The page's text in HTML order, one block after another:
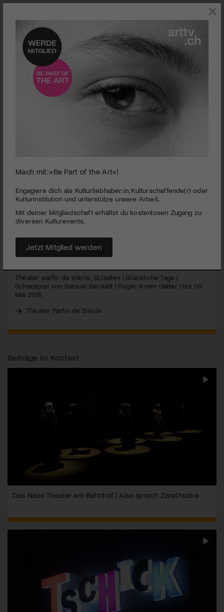
seconds
minutes,
seconds
Theater Parfin de Siècle | Glückliche Tage
PUBLIZIERT AM 22. APRIL 2015
die letzten Tage im Leben von Winnie und Willie. Die beiden
versuchen trotz ihrer aussichtslosen Lage ein paar glückliche
MEHR
Theater parfin de siècle, St.Gallen | Glückliche Tage |
Schauspiel von Samuel Beckett | Regie: Arnim Halter | bis 06.
Mai 2015
Theater Parfin de Siècle
Beiträge im Kontext
Das Neue Theater am Bahnhof | Also sprach Zarathustra
Mach mit: «Be Part of the Art»!
Engagiere dich als Kulturliebhaber:in, Kulturschaffende(r) oder
Kulturinstitution und unterstütze unsere Arbeit.
Mit deiner Mitgliedschaft erhältst du kostenlosen Zugang zu
diversen Kulturevents.
Jetzt Mitglied werden